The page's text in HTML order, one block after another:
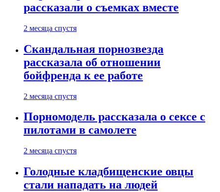
рассказали о съемках вместе
2 месяца спустя
Скандальная порнозвезда
рассказала об отношении
бойфренда к ее работе
2 месяца спустя
Порномодель рассказала о сексе с
пилотами в самолете
2 месяца спустя
Голодные кладбищенские овцы
стали нападать на людей